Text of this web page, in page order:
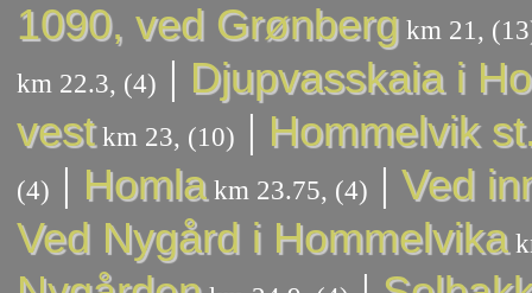
1090, ved Grønberg km 21,
km 22.3, (4) | Djupvasskaia i
vestkm 23, (10) | Hommelvik
(4) | Homlakm 23.75, (4) | Ved
Ved Nygård i Hommelvika